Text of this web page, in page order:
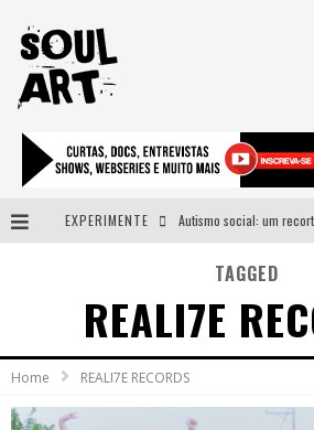
EXPERIMENTE
A subida da rampa é
Faça o bem! Mas, sem
TAGGED
REALI7E
Home REALI7E RECORDS